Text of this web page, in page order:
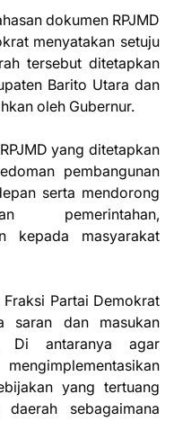
dokumen RPJMD
menyatakan setuju
tersebut ditetapkan
Barito Utara dan
oleh Gubernur.
yang ditetapkan
pembangunan
serta mendorong
pemerintahan,
kepada masyarakat
Partai Demokrat
saran dan masukan
Di antaranya agar
yang tertuang
sebagaimana